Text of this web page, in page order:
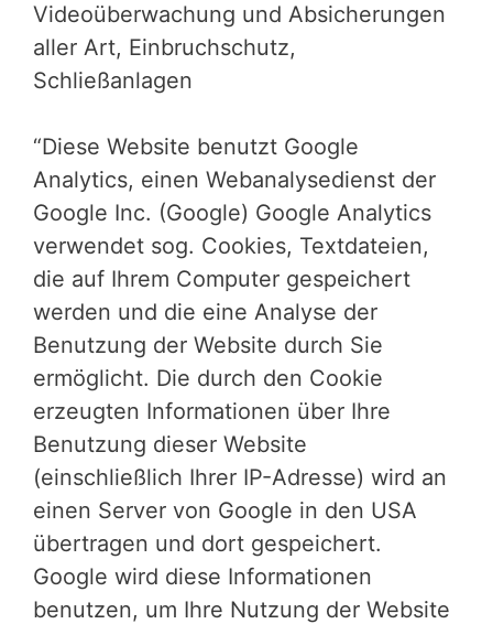
Videoüberwachung und Absicherungen
aller Art, Einbruchschutz,
Schließanlagen
“Diese Website benutzt Google
Analytics, einen Webanalysedienst der
Google Inc. (Google) Google Analytics
verwendet sog. Cookies, Textdateien,
die auf Ihrem Computer gespeichert
werden und die eine Analyse der
Benutzung der Website durch Sie
ermöglicht. Die durch den Cookie
erzeugten Informationen über Ihre
Benutzung dieser Website
(einschließlich Ihrer IP-Adresse) wird an
einen Server von Google in den USA
übertragen und dort gespeichert.
Google wird diese Informationen
benutzen, um Ihre Nutzung der Website